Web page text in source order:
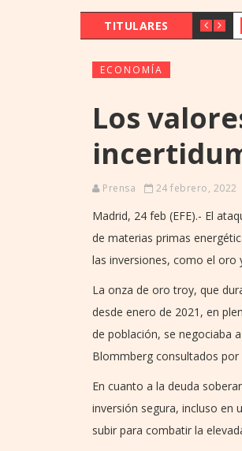
TITULARES
ECONOMÍA
Los
Prensa 24 febrero, 2022
Madrid, 24 feb (EFE).- El
de materias primas
las inversiones, como el oro
La onza de oro troy, que
desde enero de 2021, en
de población, se negociaba
Blommberg consultados por
En cuanto a la deuda
inversión segura, incluso en
subir para combatir la